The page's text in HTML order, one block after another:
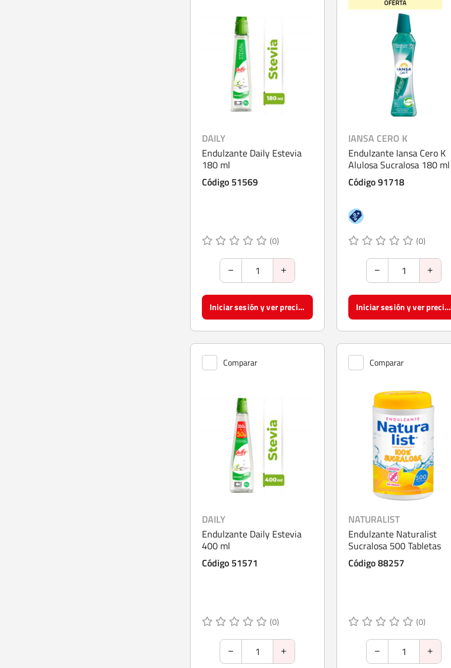
DAILY
Endulzante Daily Estevia
180 ml
Código 51569
(0)
Iniciar sesión y ver precios
IANSA CERO K
Endulzante Iansa Cero K
Alulosa Sucralosa 180 ml
Código 91718
(0)
Iniciar sesión y ver precios
Comparar
DAILY
Endulzante Daily Estevia
400 ml
Código 51571
(0)
Comparar
NATURALIST
Endulzante Naturalist
Sucralosa 500 Tabletas
Código 88257
(0)